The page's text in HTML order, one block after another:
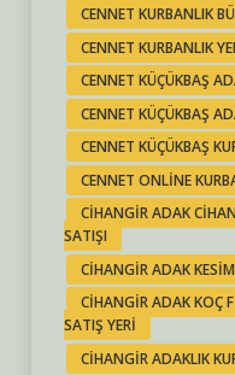
CENNET KURBANLIK
CENNET KURBANLIK
CENNET KÜÇÜKBAŞ
CENNET KÜÇÜKBAŞ
CENNET KÜÇÜKBAŞ
CENNET ONLINE
CIHANGIR ADAK
SATIŞI
CIHANGIR ADAK
CIHANGIR ADAK KOÇ
SATIŞ YERI
CIHANGIR ADAKLIK